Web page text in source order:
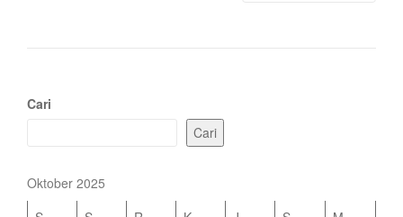
Cari
Cari
Oktober 2025